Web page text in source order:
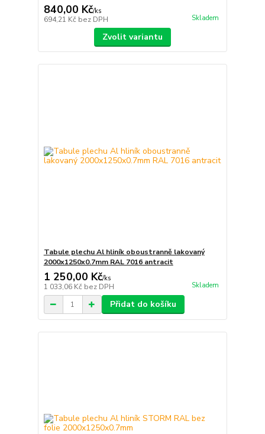
840,00 Kč/ks
694,21 Kč bez DPH Skladem
Zvolit variantu
Tabule plechu Al hliník oboustranně lakovaný
2000x1250x0.7mm RAL 7016 antracit
1 250,00 Kč/ks
1 033,06 Kč bez DPH Skladem
Přidat do košíku